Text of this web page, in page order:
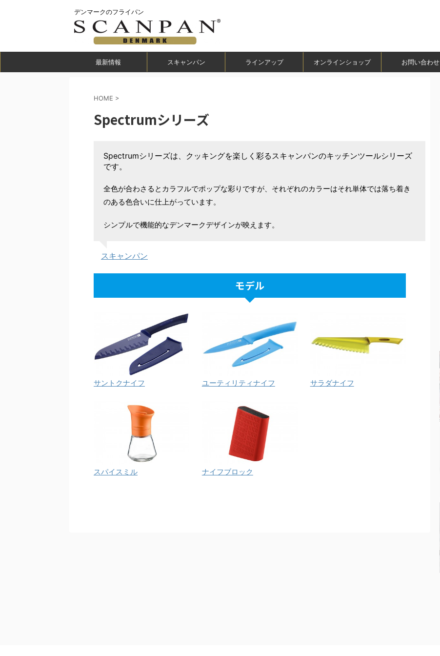
デンマークのフライパン
最新情報 スキャンパン ラインアップ オンラインショップ お問い合わせ
HOME >
Spectrumシリーズ
Spectrumシリーズは、クッキングを楽しく彩るスキャンパンのキッチンツールシリーズ
です。
全色が合わさるとカラフルでポップな彩りですが、それぞれのカラーはそれ単体では落ち着き
のある色合いに仕上がっています。
シンプルで機能的なデンマークデザインが映えます。
スキャンパン
モデル
サントクナイフ ユーティリティナイフ サラダナイフ
スパイスミル ナイフブロック